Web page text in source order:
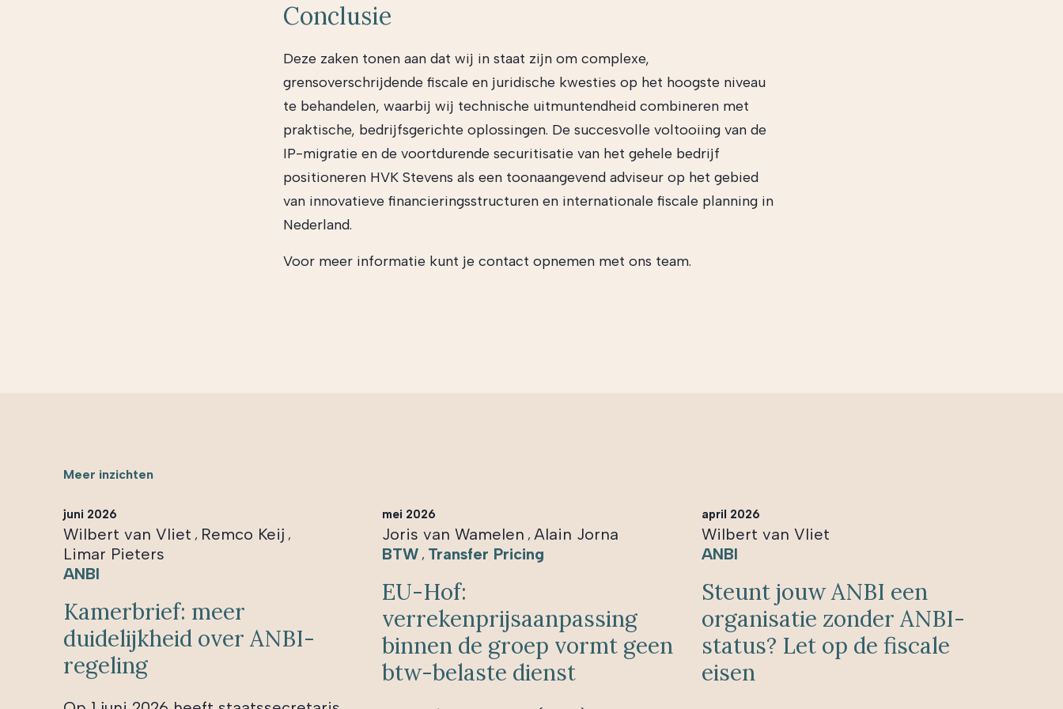
Conclusie
Deze zaken tonen aan dat wij in staat zijn om complexe,
grensoverschrijdende fiscale en juridische kwesties op het hoogste niveau
te behandelen, waarbij wij technische uitmuntendheid combineren met
praktische, bedrijfsgerichte oplossingen. De succesvolle voltooiing van de
IP-migratie en de voortdurende securitisatie van het gehele bedrijf
positioneren HVK Stevens als een toonaangevend adviseur op het gebied
van innovatieve financieringsstructuren en internationale fiscale planning in
Nederland.
Voor meer informatie kunt je contact opnemen met ons team.
Meer inzichten
juni 2026
Wilbert van Vliet , Remco Keij ,
Limar Pieters
ANBI
Kamerbrief: meer
duidelijkheid over ANBI-
regeling
mei 2026
Joris van Wamelen , Alain Jorna
BTW , Transfer Pricing
EU-Hof:
verrekenprijsaanpassing
binnen de groep vormt geen
btw-belaste dienst
april 2026
Wilbert van Vliet
ANBI
Steunt jouw ANBI een
organisatie zonder ANBI-
status? Let op de fiscale
eisen